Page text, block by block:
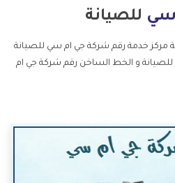
سي للصيانة
مركز خدمة رقم شركة جي ام سي للصيانة
و الخط الساخن رقم شركة جي ام